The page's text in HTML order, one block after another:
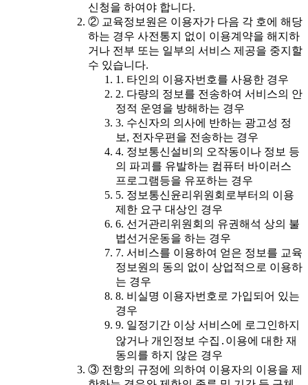
신청을 하여야 합니다.
② 교육정보원은 이용자가 다음 각 호에 해당
하는 경우 사전통지 없이 이용계약을 해지하
거나 전부 또는 일부의 서비스 제공을 중지할
수 있습니다.
1. 타인의 이용자번호를 사용한 경우
2. 다량의 정보를 전송하여 서비스의 안
정적 운영을 방해하는 경우
3. 수신자의 의사에 반하는 광고성 정
보, 전자우편을 전송하는 경우
4. 정보통신설비의 오작동이나 정보 등
의 파괴를 유발하는 컴퓨터 바이러스
프로그램등을 유포하는 경우
5. 정보통신윤리위원회로부터의 이용
제한 요구 대상인 경우
6. 선거관리위원회의 유권해석 상의 불
법선거운동을 하는 경우
7. 서비스를 이용하여 얻은 정보를 교육
정보원의 동의 없이 상업적으로 이용하
는 경우
8. 비실명 이용자번호로 가입되어 있는
경우
9. 일정기간 이상 서비스에 로그인하지
않거나 개인정보 수집․이용에 대한 재
동의를 하지 않은 경우
③ 전항의 규정에 의하여 이용자의 이용을 제